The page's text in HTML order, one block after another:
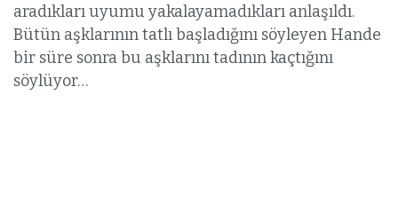
aradıkları uyumu yakalayamadıkları anlaşıldı.
Bütün aşklarının tatlı başladığını söyleyen Hande
bir süre sonra bu aşklarını tadının kaçtığını
söylüyor…